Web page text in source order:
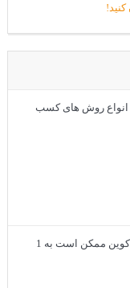
انواع روش های کسب
الون ماسک اشاره کرد که دوج کوین ممکن است به 1